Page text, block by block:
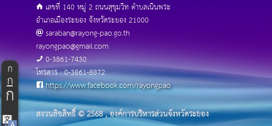
เลขที่ 140 หมู่ 2 ถนนสุขุมวิท ตำบลเนินพระ
อำเภอเมืองระยอง จังหวัดระยอง 21000
saraban@rayong-pao.go.th
rayongpao@gmail.com
0-3861-7430
โทรสาร : 0-3861-8872
https://www.facebook.com/rayongpao
สงวนลิขสิทธิ์ © 2568 , องค์การบริหารส่วนจังหวัดระยอง
ก
ก
ก